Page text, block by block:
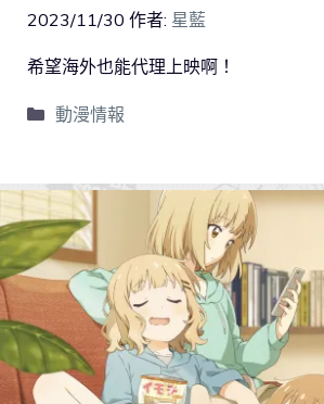
2023/11/30 作者: 星藍
希望海外也能代理上映啊！
動漫情報